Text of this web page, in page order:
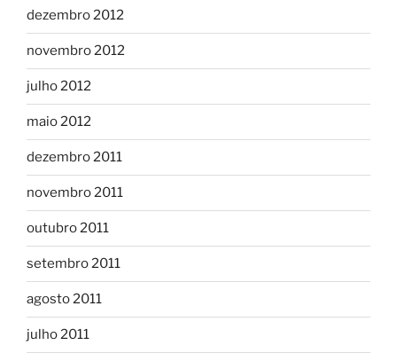
dezembro 2012
novembro 2012
julho 2012
maio 2012
dezembro 2011
novembro 2011
outubro 2011
setembro 2011
agosto 2011
julho 2011